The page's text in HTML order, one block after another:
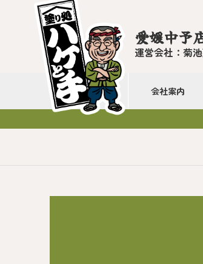
愛媛中予
運営会社：菊
会社案内